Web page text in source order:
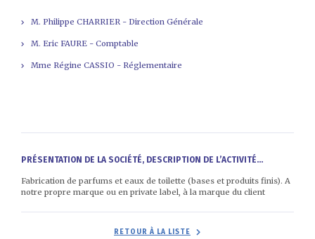
M. Philippe CHARRIER - Direction Générale
M. Eric FAURE - Comptable
Mme Régine CASSIO - Réglementaire
PRÉSENTATION DE LA SOCIÉTÉ, DESCRIPTION DE L’ACTIVITÉ...
Fabrication de parfums et eaux de toilette (bases et produits finis). A
notre propre marque ou en private label, à la marque du client
RETOUR À LA LISTE